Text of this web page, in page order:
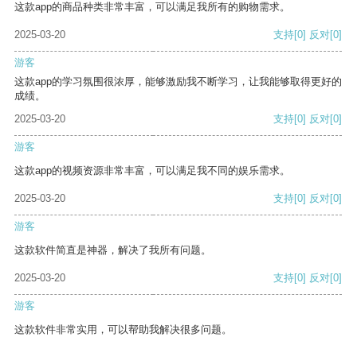
这款app的商品种类非常丰富，可以满足我所有的购物需求。
2025-03-20 支持[0] 反对[0]
游客
这款app的学习氛围很浓厚，能够激励我不断学习，让我能够取得更好的
成绩。
2025-03-20
支持[0] 反对[0]
游客
这款app的视频资源非常丰富，可以满足我不同的娱乐需求。
2025-03-20 支持[0] 反对[0]
游客
这款软件简直是神器，解决了我所有问题。
2025-03-20 支持[0] 反对[0]
游客
这款软件非常实用，可以帮助我解决很多问题。